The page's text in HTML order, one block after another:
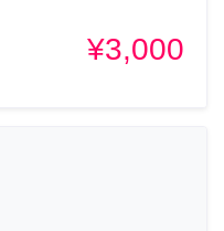
¥3,000